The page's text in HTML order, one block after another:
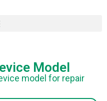
Model
model for repair